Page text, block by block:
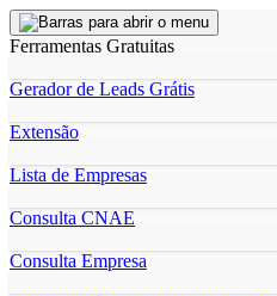
Ferramentas Gratuitas
Gerador de Leads Grátis
Extensão
Lista de Empresas
Consulta CNAE
Consulta Empresa